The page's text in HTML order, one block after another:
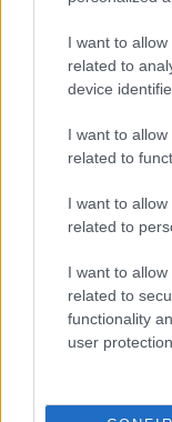
I want to
related to
device
I want to
related to
I want to
related to
I want to
related to
functionality
user protection.